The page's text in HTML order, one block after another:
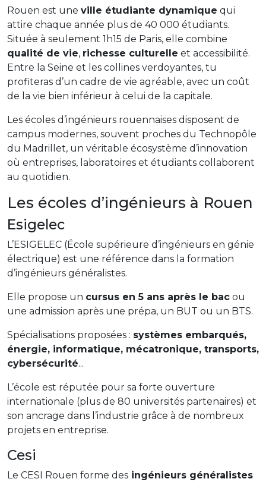
Rouen est une ville étudiante dynamique qui
attire chaque année plus de 40 000 étudiants.
Située à seulement 1h15 de Paris, elle combine
qualité de vie, richesse culturelle et accessibilité.
Entre la Seine et les collines verdoyantes, tu
profiteras d’un cadre de vie agréable, avec un coût
de la vie bien inférieur à celui de la capitale.
Les écoles d’ingénieurs rouennaises disposent de
campus modernes, souvent proches du Technopôle
du Madrillet, un véritable écosystème d’innovation
où entreprises, laboratoires et étudiants collaborent
au quotidien.
Les écoles d’ingénieurs à Rouen
Esigelec
L’ESIGELEC (École supérieure d’ingénieurs en génie
électrique) est une référence dans la formation
d’ingénieurs généralistes.
Elle propose un cursus en 5 ans après le bac ou
une admission après une prépa, un BUT ou un BTS.
Spécialisations proposées : systèmes embarqués,
énergie, informatique, mécatronique, transports,
cybersécurité...
L’école est réputée pour sa forte ouverture
internationale (plus de 80 universités partenaires) et
son ancrage dans l’industrie grâce à de nombreux
projets en entreprise.
Cesi
Le CESI Rouen forme des ingénieurs généralistes